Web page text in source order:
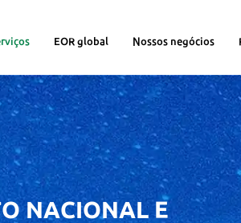
EOR global Nossos negócios
NACIONAL E